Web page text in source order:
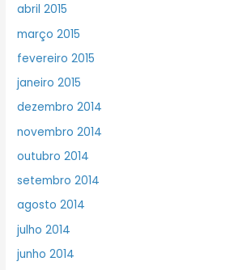
abril 2015
março 2015
fevereiro 2015
janeiro 2015
dezembro 2014
novembro 2014
outubro 2014
setembro 2014
agosto 2014
julho 2014
junho 2014